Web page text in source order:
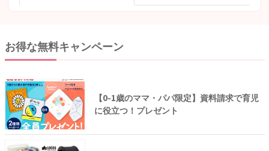
お得な無料キャンペーン
【0-1歳のママ・パパ限定】資料請求で育児
に役立つ！プレゼント